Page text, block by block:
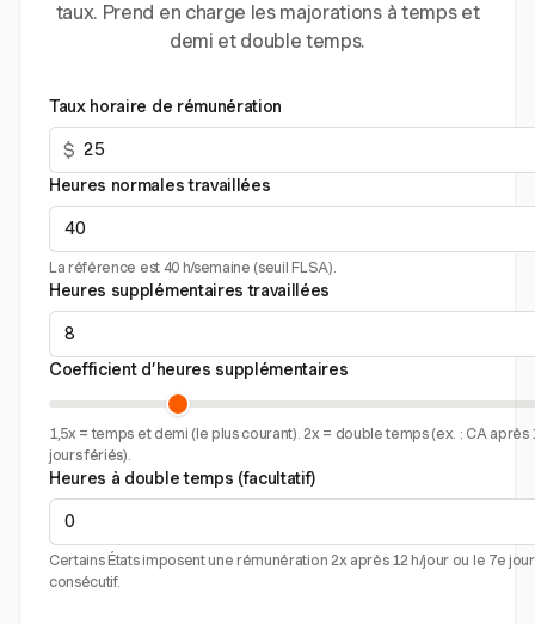
taux. Prend en charge les majorations à temps et
demi et double temps.
Taux horaire de rémunération
$
Heures normales travaillées
La référence est 40 h/semaine (seuil FLSA).
Heures supplémentaires travaillées
Coefficient d’heures supplémentaires
1,5x = temps et demi (le plus courant). 2x = double temps (ex. : CA après
jours fériés).
Heures à double temps (facultatif)
Certains États imposent une rémunération 2x après 12 h/jour ou le 7e jour
consécutif.